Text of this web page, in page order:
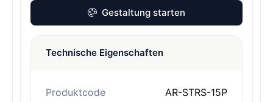
Gestaltung starten
Technische Eigenschaften
Produktcode AR-STRS-15P